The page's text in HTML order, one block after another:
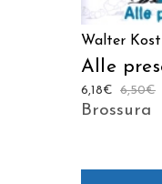
Walter
Alle
6,50€
6,18€
Brossura